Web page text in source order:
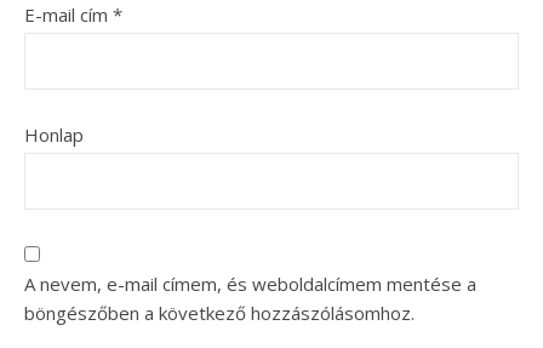
E-mail cím *
Honlap
A nevem, e-mail címem, és weboldalcímem mentése a
böngészőben a következő hozzászólásomhoz.